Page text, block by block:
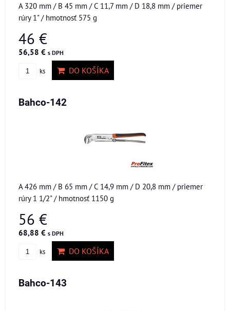
A 320 mm / B 45 mm / C 11,7 mm / D 18,8 mm / priemer
rúry 1" / hmotnosť 575 g
46 €
56,58 € s DPH
ks DO KOŠÍKA
Bahco-142
A 426 mm / B 65 mm / C 14,9 mm / D 20,8 mm / priemer
rúry 1 1/2" / hmotnosť 1150 g
56 €
68,88 € s DPH
ks DO KOŠÍKA
Bahco-143